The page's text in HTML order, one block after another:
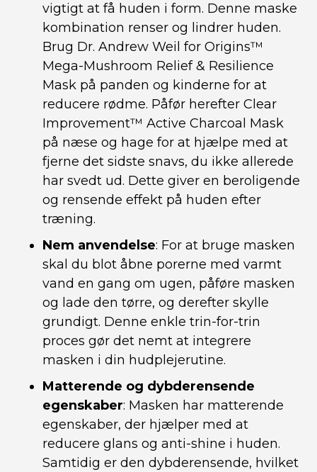
vigtigt at få huden i form. Denne maske
kombination renser og lindrer huden.
Brug Dr. Andrew Weil for Origins™
Mega-Mushroom Relief & Resilience
Mask på panden og kinderne for at
reducere rødme. Påfør herefter Clear
Improvement™ Active Charcoal Mask
på næse og hage for at hjælpe med at
fjerne det sidste snavs, du ikke allerede
har svedt ud. Dette giver en beroligende
og rensende effekt på huden efter
træning.
Nem anvendelse: For at bruge masken
skal du blot åbne porerne med varmt
vand en gang om ugen, påføre masken
og lade den tørre, og derefter skylle
grundigt. Denne enkle trin-for-trin
proces gør det nemt at integrere
masken i din hudplejerutine.
Matterende og dybderensende
egenskaber: Masken har matterende
egenskaber, der hjælper med at
reducere glans og anti-shine i huden.
Samtidig er den dybderensende, hvilket